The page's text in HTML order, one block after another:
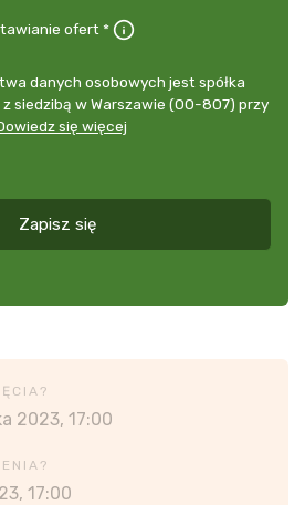
ofert *
danych osobowych jest spółka
z siedzibą w Warszawie (00-807) przy
się więcej
Zapisz się
2023, 17:00
17:00